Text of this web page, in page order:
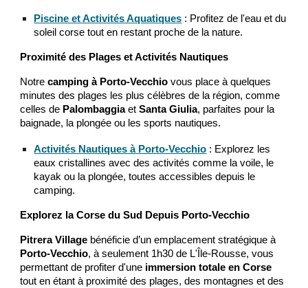
Piscine et Activités Aquatiques : Profitez de l'eau et du
soleil corse tout en restant proche de la nature.
Proximité des Plages et Activités Nautiques
Notrecamping à Porto-Vecchio vous place à quelques
minutes des plages les plus célèbres de la région, comme
celles de PalombaggiaetSanta Giulia, parfaites pour la
baignade, la plongée ou les sports nautiques.
Activités Nautiques à Porto-Vecchio : Explorez les
eaux cristallines avec des activités comme la voile, le
kayak ou la plongée, toutes accessibles depuis le
camping.
Explorez la Corse du Sud Depuis Porto-Vecchio
Pitrera Village bénéficie d’un emplacement stratégique à
Porto-Vecchio, à seulement 1h30 de L'Île-Rousse, vous
permettant de profiter d'une immersion totale en Corse
tout en étant à proximité des plages, des montagnes et des